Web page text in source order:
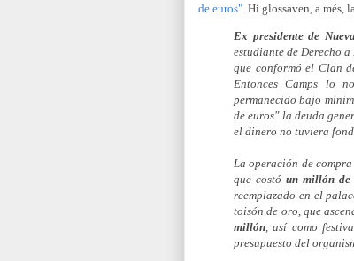
de euros". Hi glossaven, a més,
Ex presidente de
estudiante de Derecho
que conformó el Clan
Entonces Camps lo
permanecido bajo
de euros" la deuda
el dinero no tuviera
La operación de
que costó un millón de
reemplazado en el
toisón de oro,que
millón, así como
presupuesto del